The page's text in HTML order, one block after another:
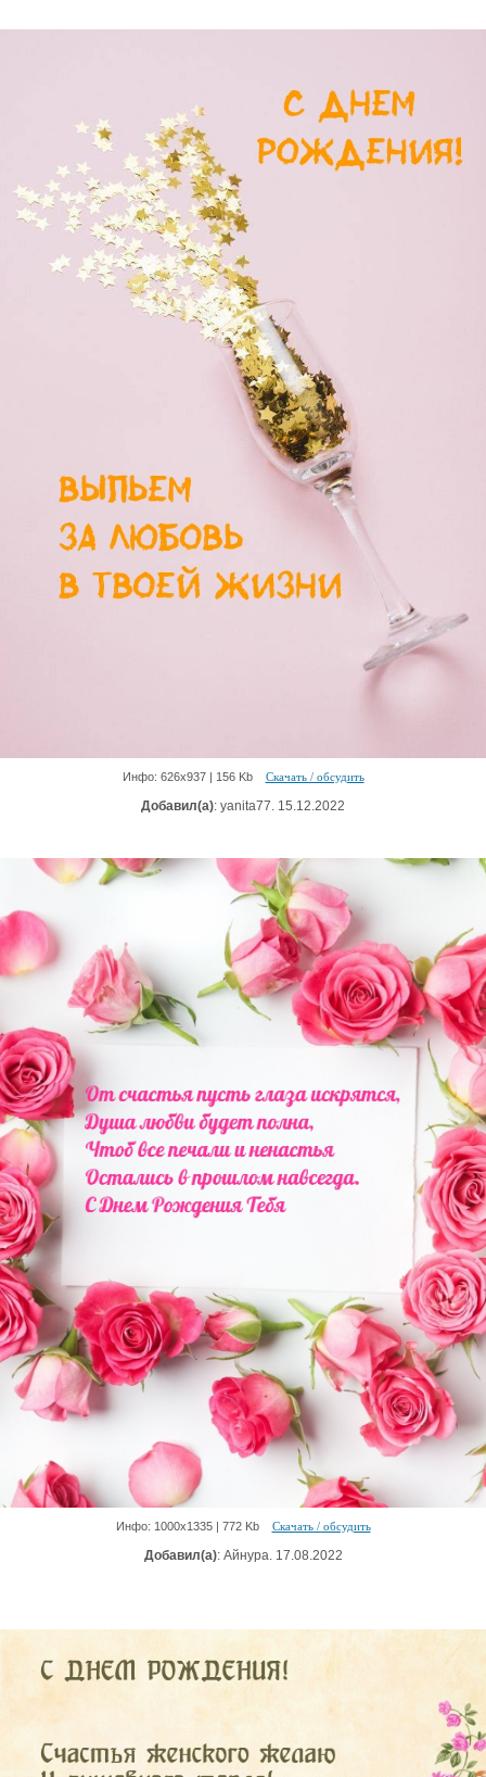
Инфо: 626х937 | 156 Kb Скачать / обсудить
Добавил(а): yanita77. 15.12.2022
Инфо: 1000х1335 | 772 Kb Скачать / обсудить
Добавил(а): Айнура. 17.08.2022